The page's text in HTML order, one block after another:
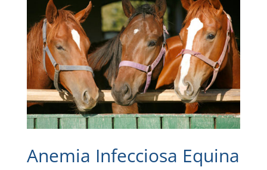
Anemia Infecciosa Equina